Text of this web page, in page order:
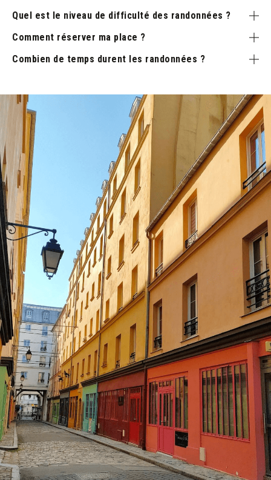
Quel est le niveau de difficulté des randonnées ?
Comment réserver ma place ?
Combien de temps durent les randonnées ?